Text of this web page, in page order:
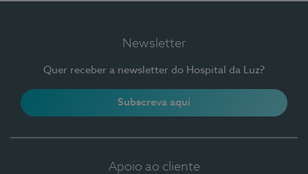
Newsletter
Quer receber a newsletter do Hospital da Luz?
Subscreva aqui
Apoio ao cliente